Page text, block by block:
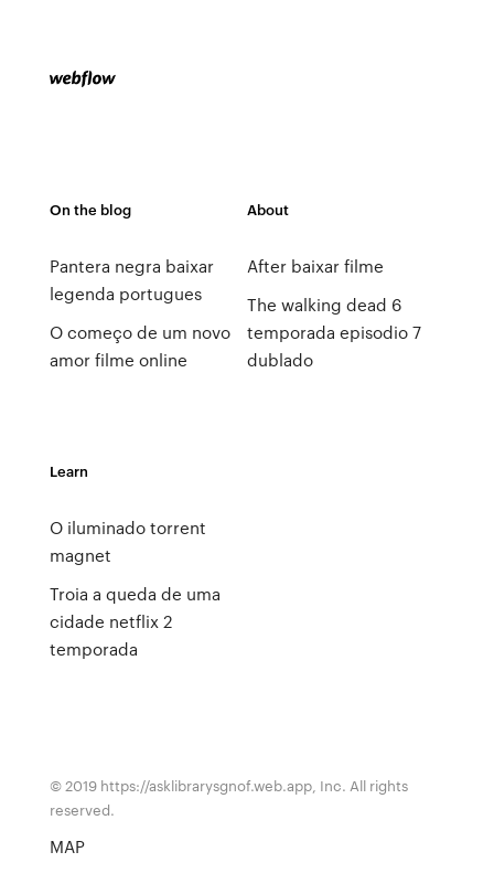
On the blog
Pantera negra baixar
legenda portugues
O começo de um novo
amor filme online
About
After baixar filme
The walking dead 6
temporada episodio 7
dublado
Learn
O iluminado torrent
magnet
Troia a queda de uma
cidade netflix 2
temporada
© 2019 https://asklibrarysgnof.web.app, Inc. All rights
reserved.
MAP